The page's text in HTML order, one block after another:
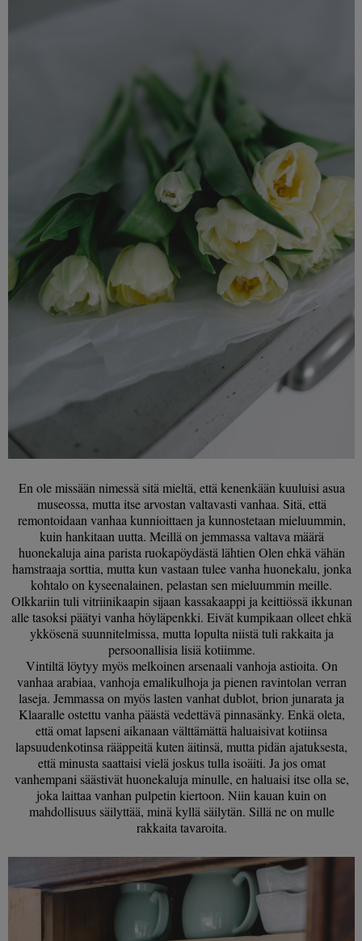
En ole missään nimessä sitä mieltä, että kenenkään kuuluisi asua
museossa, mutta itse arvostan valtavasti vanhaa. Sitä, että
remontoidaan vanhaa kunnioittaen ja kunnostetaan mieluummin,
kuin hankitaan uutta. Meillä on jemmassa valtava määrä
huonekaluja aina parista ruokapöydästä lähtien Olen ehkä vähän
hamstraaja sorttia, mutta kun vastaan tulee vanha huonekalu, jonka
kohtalo on kyseenalainen, pelastan sen mieluummin meille.
Olkkariin tuli vitriinikaapin sijaan kassakaappi ja keittiössä ikkunan
alle tasoksi päätyi vanha höyläpenkki. Eivät kumpikaan olleet ehkä
ykkösenä suunnitelmissa, mutta lopulta niistä tuli rakkaita ja
persoonallisia lisiä kotiimme.
Vintiltä löytyy myös melkoinen arsenaali vanhoja astioita. On
vanhaa arabiaa, vanhoja emalikulhoja ja pienen ravintolan verran
laseja. Jemmassa on myös lasten vanhat dublot, brion junarata ja
Klaaralle ostettu vanha päästä vedettävä pinnasänky. Enkä oleta,
että omat lapseni aikanaan välttämättä haluaisivat kotiinsa
lapsuudenkotinsa rääppeitä kuten äitinsä, mutta pidän ajatuksesta,
että minusta saattaisi vielä joskus tulla isoäiti. Ja jos omat
vanhempani säästivät huonekaluja minulle, en haluaisi itse olla se,
joka laittaa vanhan pulpetin kiertoon. Niin kauan kuin on
mahdollisuus säilyttää, minä kyllä säilytän. Sillä ne on mulle
rakkaita tavaroita.